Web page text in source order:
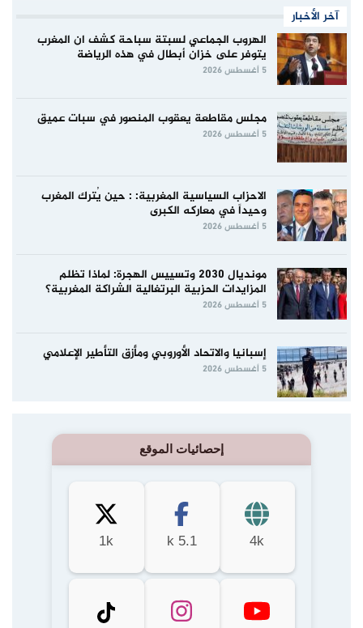
آخر الأخبار
الهروب الجماعي لسبتة سباحة كشف ان المغرب
يتوفر على خزان أبطال في هذه الرياضة
5 أغسطس 2026
مجلس مقاطعة يعقوب المنصور في سبات عميق
5 أغسطس 2026
الاحزاب السياسية المغربية: : حين يُترك المغرب
وحيداً في معاركه الكبرى
5 أغسطس 2026
مونديال 2030 وتسييس الهجرة: لماذا تظلم
المزايدات الحزبية البرتغالية الشراكة المغربية؟
5 أغسطس 2026
إسبانيا والاتحاد الأوروبي ومأزق التأطير الإعلامي
5 أغسطس 2026
إحصائيات الموقع
4k
5.1 k
1k